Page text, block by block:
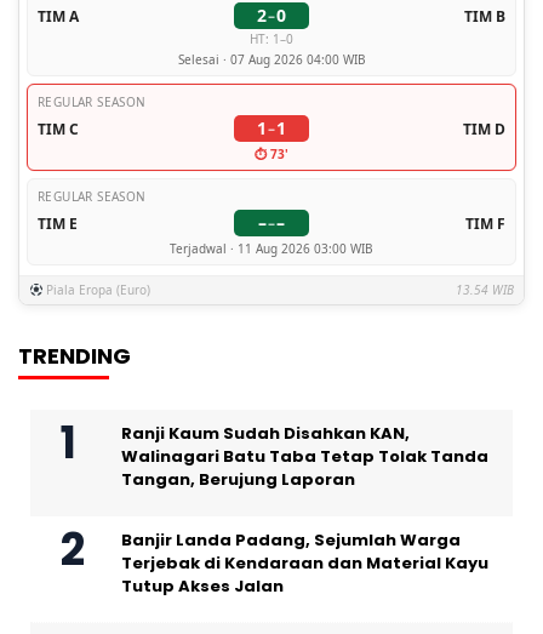
TIM A 2–0 TIM B
HT: 1–0
Selesai · 07 Aug 2026 04:00 WIB
REGULAR SEASON
TIM C 1–1 TIM D
⏱ 73'
REGULAR SEASON
TIM E ––– TIM F
Terjadwal · 11 Aug 2026 03:00 WIB
Piala Eropa (Euro) 13.54 WIB
TRENDING
Ranji Kaum Sudah Disahkan KAN,
Walinagari Batu Taba Tetap Tolak Tanda
Tangan, Berujung Laporan
Banjir Landa Padang, Sejumlah Warga
Terjebak di Kendaraan dan Material Kayu
Tutup Akses Jalan